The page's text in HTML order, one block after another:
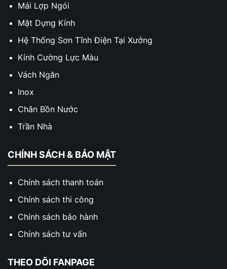
Mái Lợp Ngói
Mặt Dựng Kính
Hệ Thống Sơn Tĩnh Điện Tại Xưởng
Kính Cường Lực Màu
Vách Ngăn
Inox
Chân Bồn Nước
Trần Nhà
CHÍNH SÁCH & BẢO MẬT
Chính sách thanh toán
Chính sách thi công
Chính sách bảo hành
Chính sách tư vấn
THEO DÕI FANPAGE